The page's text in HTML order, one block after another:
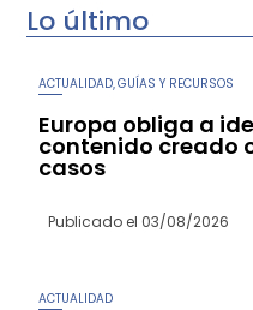
Lo último
ACTUALIDAD ,GUÍAS Y RECURSOS
Europa obliga a
contenido creado
casos
Publicado el 03/08/2026
ACTUALIDAD